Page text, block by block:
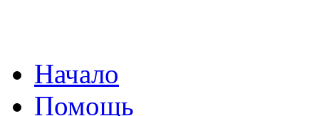
Начало
Помощь